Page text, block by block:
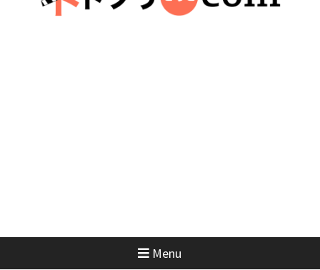
見どころまとめ
Menu